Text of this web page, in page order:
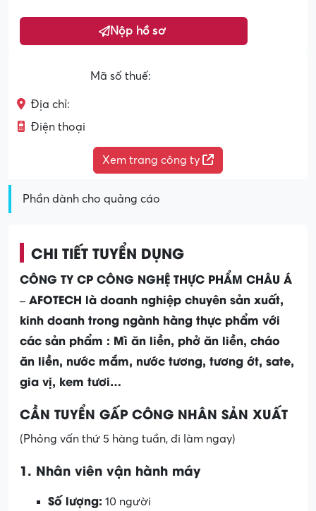
Nộp hồ sơ
Mã số thuế:
Địa chỉ:
Điện thoại
Xem trang công ty
Phần dành cho quảng cáo
CHI TIẾT TUYỂN DỤNG
CÔNG TY CP CÔNG NGHỆ THỰC PHẨM CHÂU Á
– AFOTECH là doanh nghiệp chuyên sản xuất,
kinh doanh trong ngành hàng thực phẩm với
các sản phẩm : Mì ăn liền, phở ăn liền, cháo
ăn liền, nước mắm, nước tương, tương ớt, sate,
gia vị, kem tươi…
CẦN TUYỂN GẤP CÔNG NHÂN SẢN XUẤT
(Phỏng vấn thứ 5 hàng tuần, đi làm ngay)
1. Nhân viên vận hành máy
Số lượng: 10 người